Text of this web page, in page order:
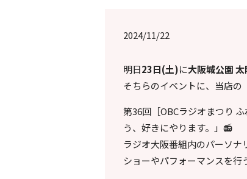
2024/11/22
明日23日(土)に大阪城公園
そちらのイベントに、当店の
第36回［OBCラジオまつり
う、好きにやります。」📻
ラジオ大阪番組内のパーソ
ショーやパフォーマンスを行